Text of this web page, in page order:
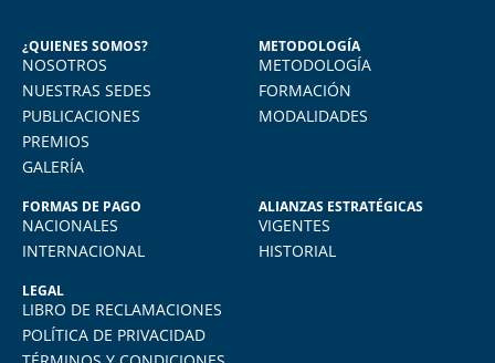
Aprendí muchísimo. Uso todo lo aprendido
en mi quehacer diario, actualmente me
desempeño como jefe de RRHH en la
empresa donde laboro.
¿QUIENES SOMOS?
NOSOTROS
NUESTRAS SEDES
PUBLICACIONES
PREMIOS
GALERÍA
METODOLOGÍA
METODOLOGÍA
FORMACIÓN
MODALIDADES
FORMAS DE PAGO
NACIONALES
INTERNACIONAL
ALIANZAS ESTRATÉGICAS
VIGENTES
HISTORIAL
LEGAL
LIBRO DE RECLAMACIONES
POLÍTICA DE PRIVACIDAD